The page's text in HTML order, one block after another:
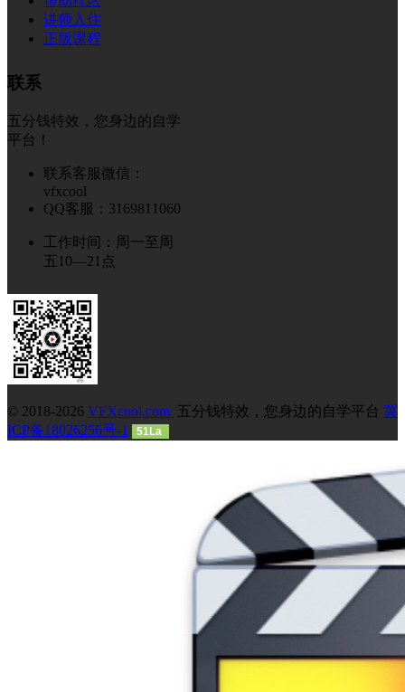
讲师入住
正版课程
联系
五分钱特效，您身边的自学
平台！
联系客服微信：
vfxcool
QQ客服：3169811060
工作时间：周一至周
五10—21点
© 2018-2026 VFXcool.com 五分钱特效，您身边的自学平台 冀
ICP备18026256号-1
51La